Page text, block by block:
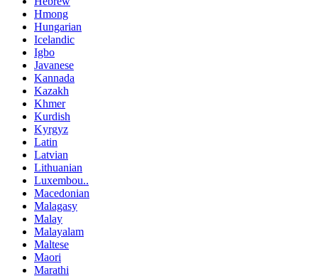
Hmong
Hungarian
Icelandic
Igbo
Javanese
Kannada
Kazakh
Khmer
Kurdish
Kyrgyz
Latin
Latvian
Lithuanian
Luxembou..
Macedonian
Malagasy
Malay
Malayalam
Maltese
Maori
Marathi